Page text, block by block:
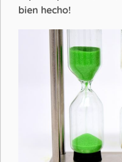
bien hecho!